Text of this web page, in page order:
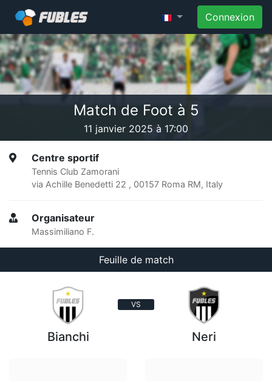
Connexion
Match de Foot à 5
11 janvier 2025 à 17:00
Centre sportif
Tennis Club Zamorani
via Achille Benedetti 22 , 00157 Roma RM, Italy
Organisateur
Massimiliano F.
Feuille de match
VS
Bianchi Neri